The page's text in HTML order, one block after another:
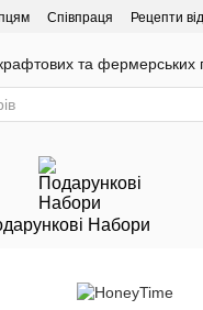
Співпраця Рецепти
та фермерських
Набори